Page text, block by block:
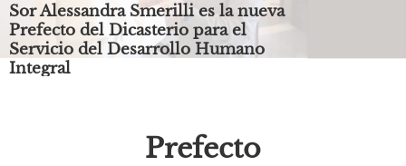
Sor Alessandra Smerilli es la nueva
Prefecto del Dicasterio para el
Servicio del Desarrollo Humano
Integral
Prefecto